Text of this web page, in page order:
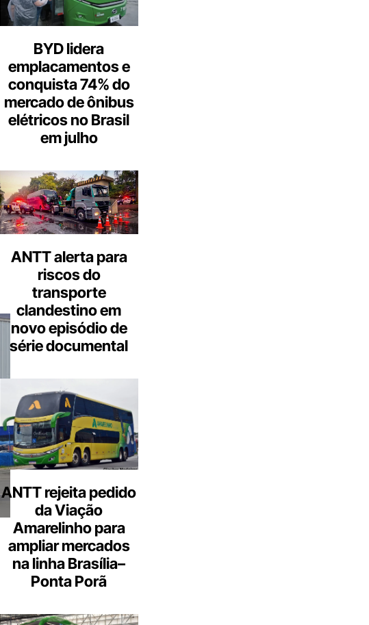
BYD lidera
emplacamentos e
conquista 74% do
mercado de ônibus
elétricos no Brasil
em julho
ANTT alerta para
riscos do
transporte
clandestino em
novo episódio de
série documental
ANTT rejeita pedido
da Viação
Amarelinho para
ampliar mercados
na linha Brasília–
Ponta Porã